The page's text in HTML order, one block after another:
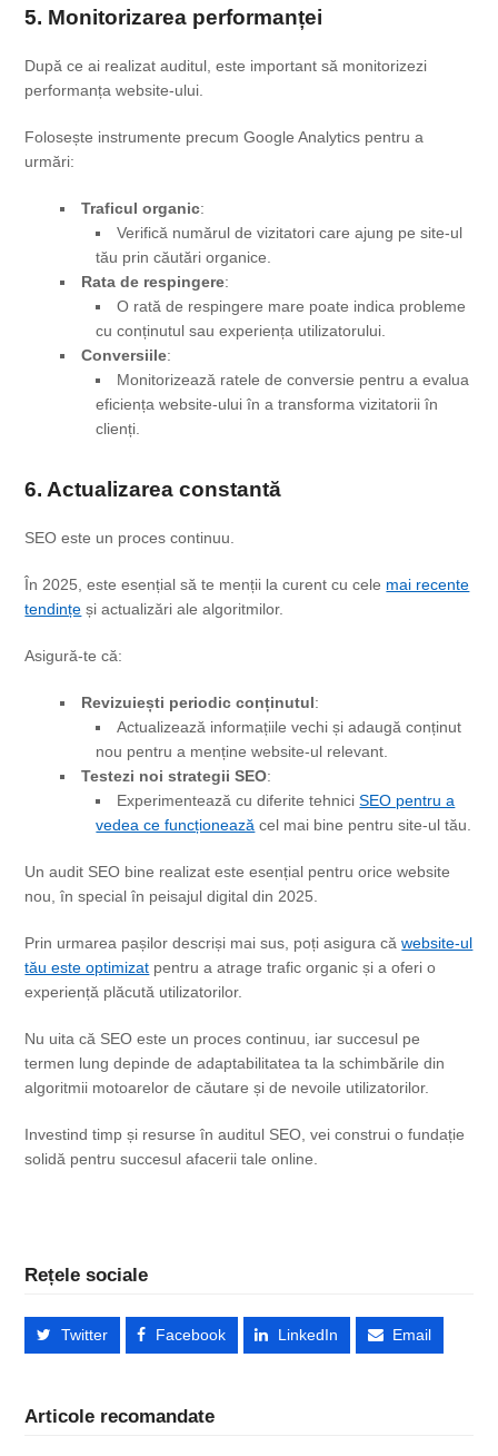
5. Monitorizarea performanței
După ce ai realizat auditul, este important să monitorizezi
performanța website-ului.
Folosește instrumente precum Google Analytics pentru a
urmări:
Traficul organic:
Verifică numărul de vizitatori care ajung pe site-ul
tău prin căutări organice.
Rata de respingere:
O rată de respingere mare poate indica probleme
cu conținutul sau experiența utilizatorului.
Conversiile:
Monitorizează ratele de conversie pentru a evalua
eficiența website-ului în a transforma vizitatorii în
clienți.
6. Actualizarea constantă
SEO este un proces continuu.
În 2025, este esențial să te menții la curent cu cele mai recente
tendințe și actualizări ale algoritmilor.
Asigură-te că:
Revizuiești periodic conținutul:
Actualizează informațiile vechi și adaugă conținut
nou pentru a menține website-ul relevant.
Testezi noi strategii SEO:
Experimentează cu diferite tehniciSEO pentru a
vedea ce funcționează cel mai bine pentru site-ul tău.
Un audit SEO bine realizat este esențial pentru orice website
nou, în special în peisajul digital din 2025.
Prin urmarea pașilor descriși mai sus, poți asigura căwebsite-ul
tău este optimizat pentru a atrage trafic organic și a oferi o
experiență plăcută utilizatorilor.
Nu uita că SEO este un proces continuu, iar succesul pe
termen lung depinde de adaptabilitatea ta la schimbările din
algoritmii motoarelor de căutare și de nevoile utilizatorilor.
Investind timp și resurse în auditul SEO, vei construi o fundație
solidă pentru succesul afacerii tale online.
Rețele sociale
Twitter Facebook LinkedIn Email
Articole recomandate